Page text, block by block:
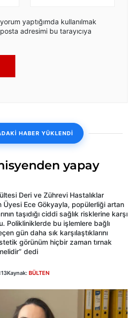
yaptığımda kullanılmak
adresimi bu tarayıcıya
HABER YÜKLENDİ
yapay
Deri ve Zührevi Hastalıklar
Üyesi Ece Gökyayla, popülerliği artan
taşıdığı ciddi sağlık risklerine karşı
Polikliniklerde bu işlemlere bağlı
gün daha sık karşılaştıklarını
görünüm hiçbir zaman tırnak
dedi
Kaynak: BÜLTEN